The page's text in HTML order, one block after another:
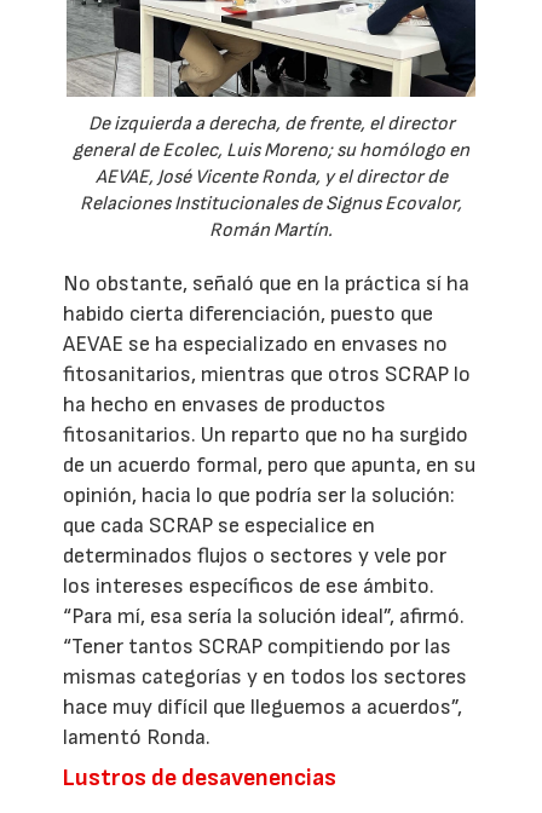
De izquierda a derecha, de frente, el director
general de Ecolec, Luis Moreno; su homólogo en
AEVAE, José Vicente Ronda, y el director de
Relaciones Institucionales de Signus Ecovalor,
Román Martín.
No obstante, señaló que en la práctica sí ha
habido cierta diferenciación, puesto que
AEVAE se ha especializado en envases no
fitosanitarios, mientras que otros SCRAP lo
ha hecho en envases de productos
fitosanitarios. Un reparto que no ha surgido
de un acuerdo formal, pero que apunta, en su
opinión, hacia lo que podría ser la solución:
que cada SCRAP se especialice en
determinados flujos o sectores y vele por
los intereses específicos de ese ámbito.
“Para mí, esa sería la solución ideal”, afirmó.
“Tener tantos SCRAP compitiendo por las
mismas categorías y en todos los sectores
hace muy difícil que lleguemos a acuerdos”,
lamentó Ronda.
Lustros de desavenencias